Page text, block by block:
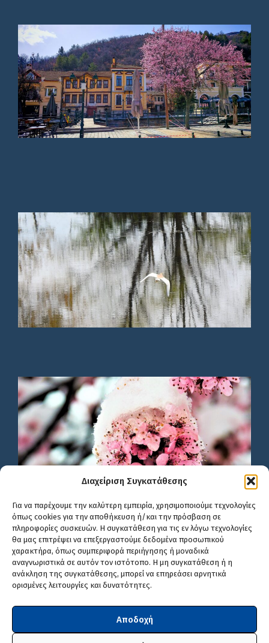
Διαχείριση Συγκατάθεσης
Για να παρέχουμε την καλύτερη εμπειρία, χρησιμοποιούμε τεχνολογίες
όπως cookies για την αποθήκευση ή/και την πρόσβαση σε
πληροφορίες συσκευών. Η συγκατάθεση για τις εν λόγω τεχνολογίες
θα μας επιτρέψει να επεξεργαστούμε δεδομένα προσωπικού
χαρακτήρα, όπως συμπεριφορά περιήγησης ή μοναδικά
αναγνωριστικά σε αυτόν τον ιστότοπο. Η μη συγκατάθεση ή η
ανάκληση της συγκατάθεσης, μπορεί να επηρεάσει αρνητικά
ορισμένες λειτουργίες και δυνατότητες.
Αποδοχή